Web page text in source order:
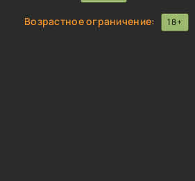
Возрастное ограничение: 18+